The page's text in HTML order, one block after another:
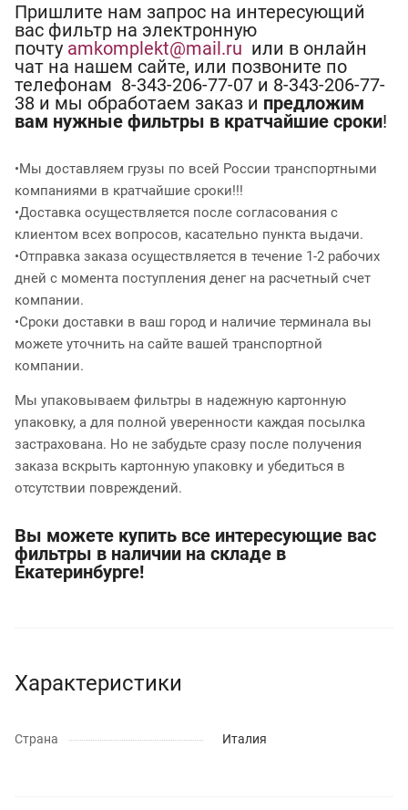
Пришлите нам запрос на интересующий
вас фильтр на электронную
почту amkomplekt@mail.ru или в онлайн
чат на нашем сайте, или позвоните по
телефонам 8-343-206-77-07 и 8-343-206-77-
38 и мы обработаем заказ и предложим
вам нужные фильтры в кратчайшие сроки!
•Мы доставляем грузы по всей России транспортными
компаниями в кратчайшие сроки!!!
•Доставка осуществляется после согласования с
клиентом всех вопросов, касательно пункта выдачи.
•Отправка заказа осуществляется в течение 1-2 рабочих
дней с момента поступления денег на расчетный счет
компании.
•Сроки доставки в ваш город и наличие терминала вы
можете уточнить на сайте вашей транспортной
компании.
Мы упаковываем фильтры в надежную картонную
упаковку, а для полной уверенности каждая посылка
застрахована. Но не забудьте сразу после получения
заказа вскрыть картонную упаковку и убедиться в
отсутствии повреждений.
Вы можете купить все интересующие вас
фильтры в наличии на складе в
Екатеринбурге!
Характеристики
Страна Италия